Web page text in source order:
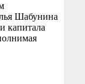
Шабунина
капитала